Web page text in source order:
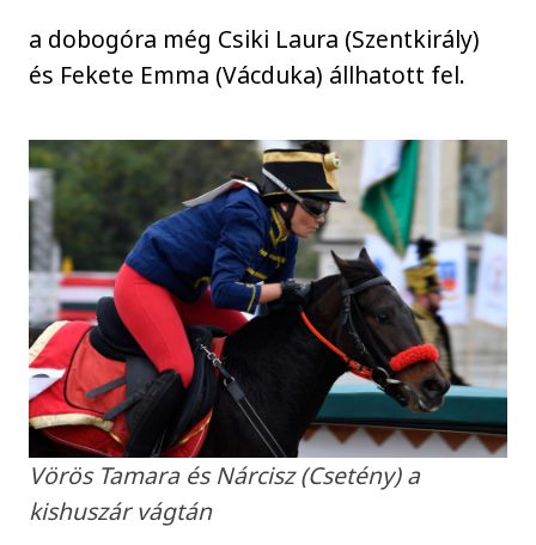
a dobogóra még Csiki Laura (Szentkirály)
és Fekete Emma (Vácduka) állhatott fel.
Vörös Tamara és Nárcisz (Csetény) a
kishuszár vágtán